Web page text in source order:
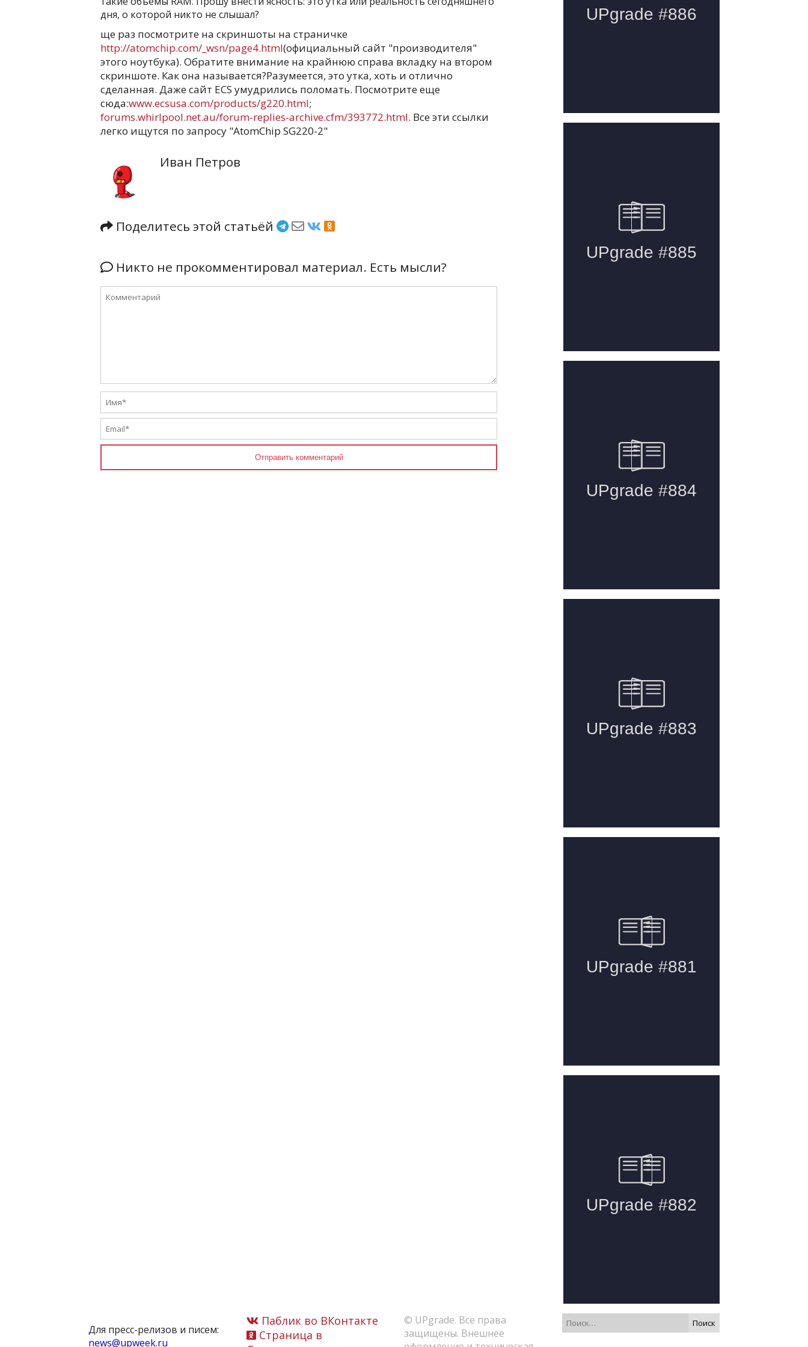
дня, о которой никто не слышал?
ще раз посмотрите на скриншоты на страничке
http://atomchip.com/_wsn/page4.html(официальный сайт "производителя"
этого ноутбука). Обратите внимание на крайнюю справа вкладку на втором
скриншоте. Как она называется?Разумеется, это утка, хоть и отлично
сделанная. Даже сайт ECS умудрились поломать. Посмотрите еще
сюда:www.ecsusa.com/products/g220.html;
forums.whirlpool.net.au/forum-replies-archive.cfm/393772.html. Все эти ссылки
легко ищутся по запросу "AtomChip SG220-2"
Иван Петров
Поделитесь этой статьёй
Никто не прокомментировал материал. Есть мысли?
Для пресс-релизов и писем:
news@upweek.ru
Паблик во ВКонтакте
Страница в
© UPgrade. Все права
защищены. Внешнее